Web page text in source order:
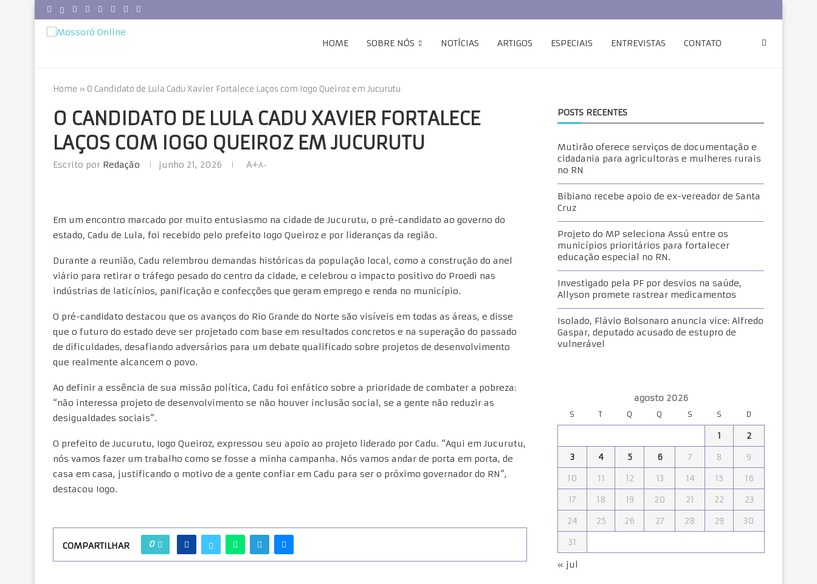
HOME SOBRE NÓS NOTÍCIAS ARTIGOS ESPECIAIS ENTREVISTAS CONTATO
Home » O Candidato de Lula Cadu Xavier Fortalece Laços com Iogo Queiroz em Jucurutu
O CANDIDATO DE LULA CADU XAVIER FORTALECE
LAÇOS COM IOGO QUEIROZ EM JUCURUTU
Escrito por Redação junho 21, 2026 A+A-
Em um encontro marcado por muito entusiasmo na cidade de Jucurutu, o pré-candidato ao governo do
estado, Cadu de Lula, foi recebido pelo prefeito Iogo Queiroz e por lideranças da região.
Durante a reunião, Cadu relembrou demandas históricas da população local, como a construção do anel
viário para retirar o tráfego pesado do centro da cidade, e celebrou o impacto positivo do Proedi nas
indústrias de laticínios, panificação e confecções que geram emprego e renda no município.
O pré-candidato destacou que os avanços do Rio Grande do Norte são visíveis em todas as áreas, e disse
que o futuro do estado deve ser projetado com base em resultados concretos e na superação do passado
de dificuldades, desafiando adversários para um debate qualificado sobre projetos de desenvolvimento
que realmente alcancem o povo.
Ao definir a essência de sua missão política, Cadu foi enfático sobre a prioridade de combater a pobreza:
“não interessa projeto de desenvolvimento se não houver inclusão social, se a gente não reduzir as
desigualdades sociais”.
O prefeito de Jucurutu, Iogo Queiroz, expressou seu apoio ao projeto liderado por Cadu. “Aqui em Jucurutu,
nós vamos fazer um trabalho como se fosse a minha campanha. Nós vamos andar de porta em porta, de
casa em casa, justificando o motivo de a gente confiar em Cadu para ser o próximo governador do RN”,
destacou Iogo.
COMPARTILHAR 0
POSTS RECENTES
Mutirão oferece serviços de documentação e
cidadania para agricultoras e mulheres rurais
no RN
Bibiano recebe apoio de ex-vereador de Santa
Cruz
Projeto do MP seleciona Assú entre os
municípios prioritários para fortalecer
educação especial no RN.
Investigado pela PF por desvios na saúde,
Allyson promete rastrear medicamentos
Isolado, Flávio Bolsonaro anuncia vice: Alfredo
Gaspar, deputado acusado de estupro de
vulnerável
agosto 2026
S T Q Q S S D
1
2
3
4 5 6 7 8
9
10
11 12 13 14 15
16
17
18 19 20 21 22
23
24
25 26 27 28 29
30
31
« jul